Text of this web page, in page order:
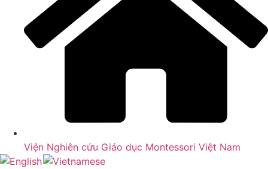
Viện Nghiên cứu Giáo dục Montessori Việt Nam